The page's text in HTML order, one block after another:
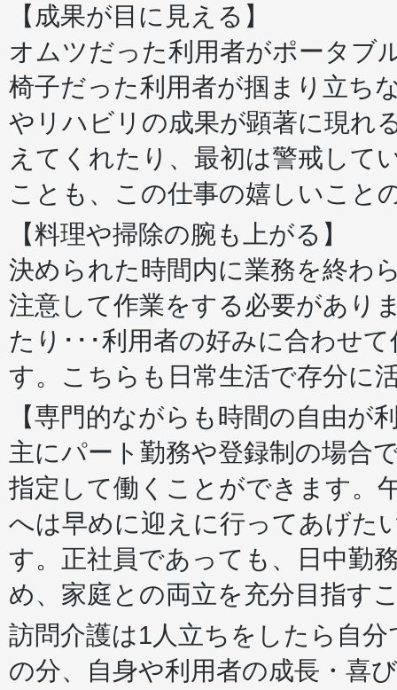
【成果が目に見える】
オムツだった利用者がポータブ
椅子だった利用者が掴まり立ち
やリハビリの成果が顕著に現れ
えてくれたり、最初は警戒して
ことも、この仕事の嬉しいこと
【料理や掃除の腕も上がる】
決められた時間内に業務を終わ
注意して作業をする必要があり
たり･･･利用者の好みに合わせ
す。こちらも日常生活で存分に
【専門的ながらも時間の自由が
主にパート勤務や登録制の場合
指定して働くことができます。
へは早めに迎えに行ってあげた
す。正社員であっても、日中勤
め、家庭との両立を充分目指す
訪問介護は1人立ちをしたら自
の分、自身や利用者の成長・喜